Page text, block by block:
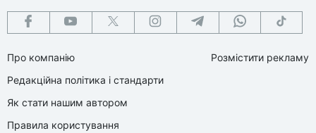
Про компанію
Редакційна політика і стандарти
Як стати нашим автором
Правила користування
Розмістити рекламу